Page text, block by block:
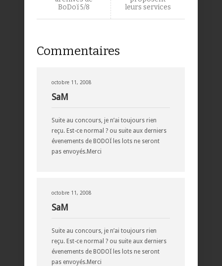
BoDoï 5/8
leurs services
Commentaires
octobre 11, 2008
SaM
Suite au concours, je n’ai toujours rien
reçu. Est-ce normal ? ou suite aux derniers
évenements de BODOÏ les lots ne seront
pas envoyés.Merci
octobre 11, 2008
SaM
Suite au concours, je n’ai toujours rien
reçu. Est-ce normal ? ou suite aux derniers
évenements de BODOÏ les lots ne seront
pas envoyés.Merci